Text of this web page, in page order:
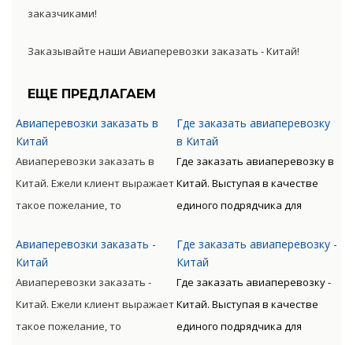
заказчиками!
Заказывайте наши Авиаперевозки заказать - Китай!
ЕЩЕ ПРЕДЛАГАЕМ
Авиаперевозки заказать в
Китай
Авиаперевозки заказать в
Китай. Ежели клиент выражает
такое пожелание, то
ценности могут
сопровождаться от
непосредственного
Авиаперевозки заказать -
Китай
Авиаперевозки заказать -
Китай. Ежели клиент выражает
такое пожелание, то
Где заказать авиаперевозку
в Китай
Где заказать авиаперевозку в
Китай. Выступая в качестве
единого подрядчика для
миру с следующим
таможенным оформлением
предлагает Клиенту
оптимизацию денежных и
временных расходов.
Где заказать авиаперевозку -
Китай
Где заказать авиаперевозку -
Китай. Выступая в качестве
единого подрядчика для